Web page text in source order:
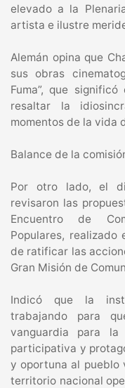
elevado a la
artista e ilustre
Alemán opina que
sus obras
Fuma”, que
resaltar la
momentos de la vida
Balance de la
Por otro lado, el
revisaron las
Encuentro de
Populares,
de ratificar las
Gran Misión de
Indicó que la
trabajando para
vanguardia para
participativa y
y oportuna al pueblo
territorio nacional